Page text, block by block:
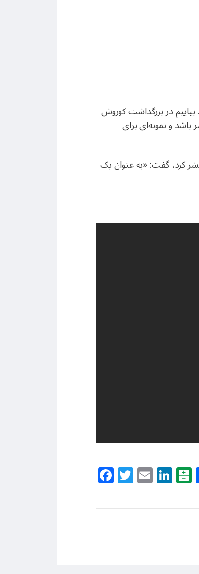
بیاییم در بزرگداشت کوروش
و نمونه‌ای برای
اجتماعی منتشر کرد، گفت: «به عنوان یک
Facebook
Twitter
Email